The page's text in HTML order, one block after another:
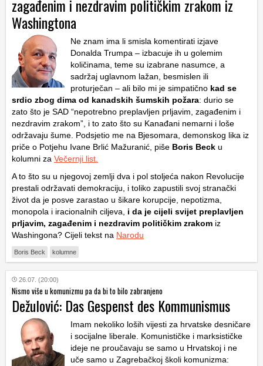
zagađenim i nezdravim političkim zrakom iz
Washingtona
Ne znam ima li smisla komentirati izjave
Donalda Trumpa – izbacuje ih u golemim
količinama, teme su izabrane nasumce, a
sadržaj uglavnom lažan, besmislen ili
proturječan – ali bilo mi je simpatično kad se
srdio zbog dima od kanadskih šumskih požara: durio se
zato što je SAD “nepotrebno preplavljen prljavim, zagađenim i
nezdravim zrakom”, i to zato što su Kanađani nemarni i loše
održavaju šume. Podsjetio me na Bjesomara, demonskog lika iz
priče o Potjehu Ivane Brlić Mažuranić, piše Boris Beck u
kolumni za Večernji list.
A to što su u njegovoj zemlji dva i pol stoljeća nakon Revolucije
prestali održavati demokraciju, i toliko zapustili svoj stranački
život da je posve zarastao u šikare korupcije, nepotizma,
monopola i iracionalnih ciljeva, i da je cijeli svijet preplavljen
prljavim, zagađenim i nezdravim političkim zrakom iz
Washingona? Cijeli tekst na Narodu
Boris Beck kolumne
26.07. (20:00)
Nismo više u komunizmu pa da bi to bilo zabranjeno
Dežulović: Das Gespenst des Kommunismus
Imam nekoliko loših vijesti za hrvatske desničare
i socijalne liberale. Komunističke i marksističke
ideje ne proučavaju se samo u Hrvatskoj i ne
uče samo u Zagrebačkoj školi komunizma: